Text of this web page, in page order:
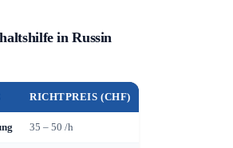
in Russin
RICHTPREIS (CHF)
35 – 50 /h